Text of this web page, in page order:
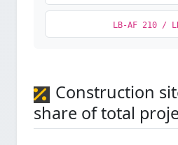
LB-AF 210 /
Construction
share of total